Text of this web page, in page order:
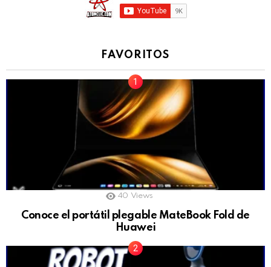
FAVORITOS
40 Views
Conoce el portátil plegable MateBook Fold de
Huawei